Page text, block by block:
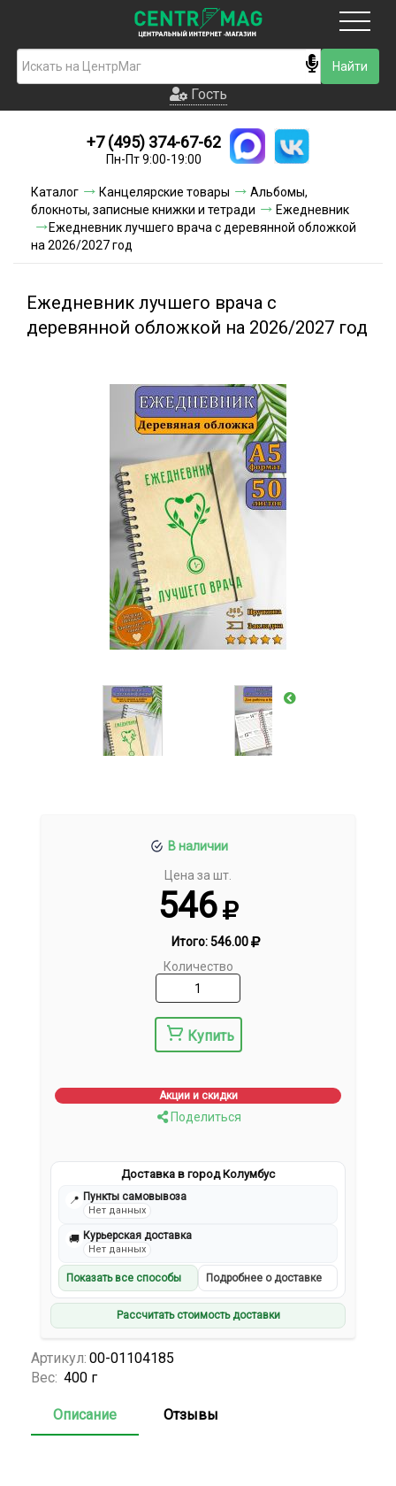
Гость
Новинки
Условия доставки
Условия оплаты
Акции и скидки
Гость
+7 (495) 374-67-62
Пн-Пт 9:00-19:00
Каталог Канцелярские товары
Альбомы,
блокноты, записные книжки и тетради
Ежедневник
Ежедневник лучшего врача с деревянной обложкой
на 2026/2027 год
Ежедневник лучшего врача с
деревянной обложкой на 2026/2027 год
В наличии
Цена за шт.
546
Итого:546.00
Количество
Купить
Акции и скидки
Поделиться
Доставка в город Колумбус
📍 Пункты самовывоза
Нет данных
🚚 Курьерская доставка
Нет данных
Показать все способы Подробнее о доставке
Рассчитать стоимость доставки
Артикул: 00-01104185
Вес: 400 г
Описание Отзывы